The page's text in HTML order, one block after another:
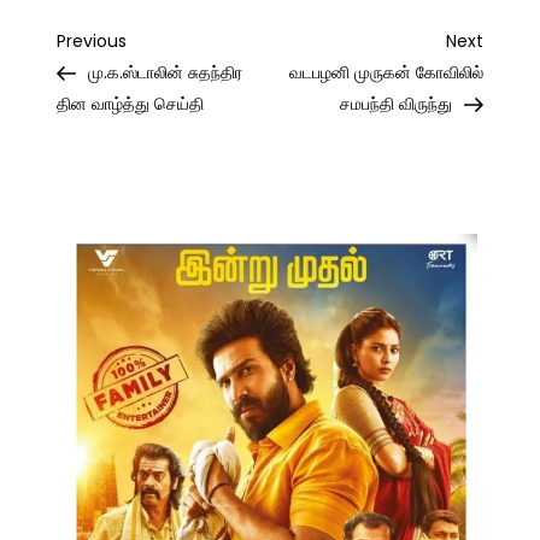
Post
navigation
Previous
Post
Previous
மு.க.ஸ்டாலின் சுதந்திர
தின வாழ்த்து செய்தி
Next
Post
Next
வடபழனி முருகன் கோவிலில்
சமபந்தி விருந்து